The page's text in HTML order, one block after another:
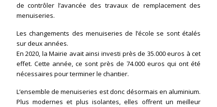
de contrôler l’avancée des travaux de remplacement des
menuiseries.
Les changements des menuiseries de l’école se sont étalés
sur deux années.
En 2020, la Mairie avait ainsi investi près de 35.000 euros à cet
effet. Cette année, ce sont près de 74.000 euros qui ont été
nécessaires pour terminer le chantier.
L’ensemble de menuiseries est donc désormais en aluminium.
Plus modernes et plus isolantes, elles offrent un meilleur